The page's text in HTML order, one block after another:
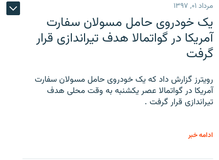
مرداد ۰۱, ۱۳۹۷
یک خودروی حامل مسولان سفارت
آمریکا در گواتمالا هدف تیراندازی قرار
گرفت
رویترز گزارش داد که یک خودروی حامل مسولان سفارت
آمریکا در گواتمالا عصر یکشنبه به وقت محلی هدف
تیراندازی قرار گرفت .
ادامه خبر